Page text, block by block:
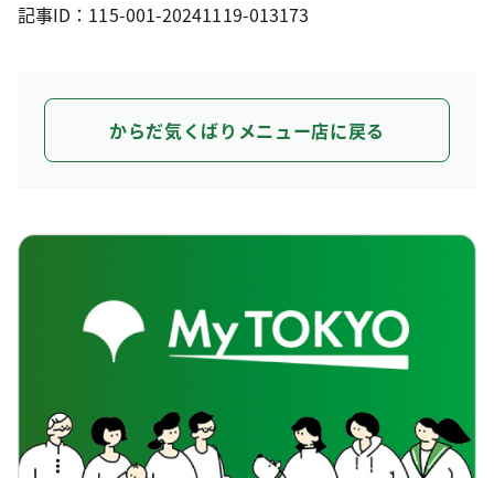
記事ID：115-001-20241119-013173
からだ気くばりメニュー店に戻る